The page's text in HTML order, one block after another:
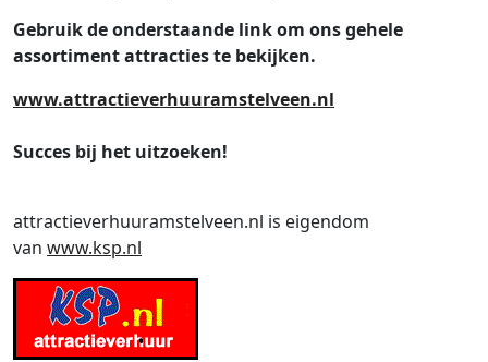
Gebruik de onderstaande link om ons gehele
assortiment attracties te bekijken.
www.attractieverhuuramstelveen.nl
Succes bij het uitzoeken!
attractieverhuuramstelveen.nl is eigendom
van www.ksp.nl